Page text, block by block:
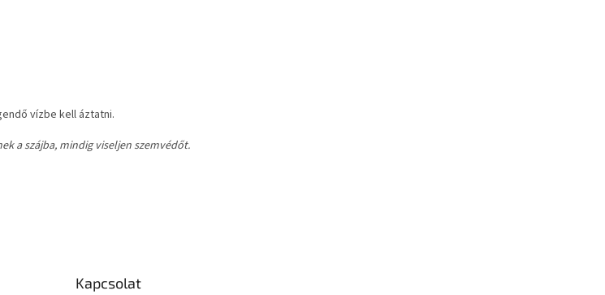
vízbe kell áztatni.
a szájba, mindig viseljen szemvédőt.
Kapcsolat